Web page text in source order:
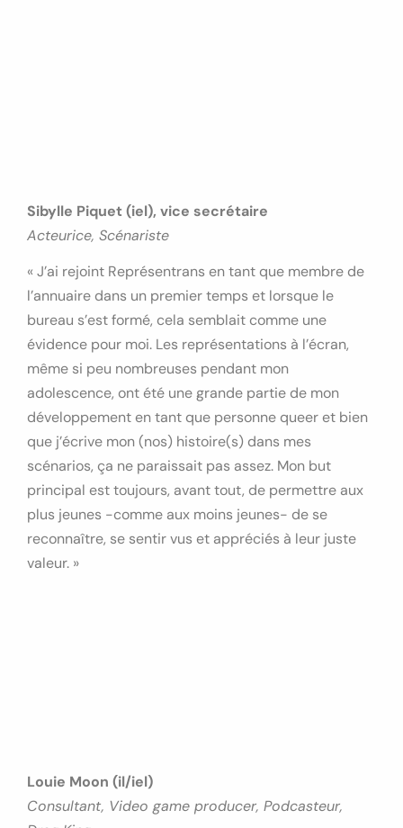
Sibylle Piquet (iel), vice secrétaire
Acteurice, Scénariste
« J’ai rejoint Représentrans en tant que membre de
l’annuaire dans un premier temps et lorsque le
bureau s’est formé, cela semblait comme une
évidence pour moi. Les représentations à l’écran,
même si peu nombreuses pendant mon
adolescence, ont été une grande partie de mon
développement en tant que personne queer et bien
que j’écrive mon (nos) histoire(s) dans mes
scénarios, ça ne paraissait pas assez. Mon but
principal est toujours, avant tout, de permettre aux
plus jeunes -comme aux moins jeunes- de se
reconnaître, se sentir vus et appréciés à leur juste
valeur. »
Louie Moon (il/iel)
Consultant, Video game producer, Podcasteur,